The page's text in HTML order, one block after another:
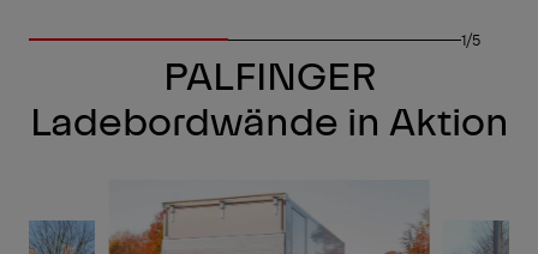
1/5
PALFINGER
Ladebordwände in Aktion